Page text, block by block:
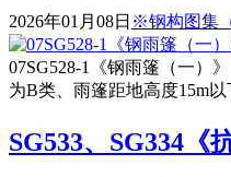
2026年01月08日 ※钢构图集
07SG528-1《钢雨篷（一）
为B类、雨篷距地高度15m
SG533、SG334《